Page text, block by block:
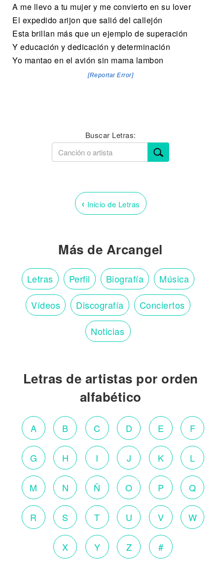
A me llevo a tu mujer y me convierto en su lover
El expedido arijon que salió del callejón
Esta brillan más que un ejemplo de superación
Y educación y dedicación y determinación
Yo mantao en el avión sin mama lambon
[Reportar Error]
Buscar Letras:
‹ Inicio de Letras
Más de Arcangel
Letras Perfil Biografía Música
Vídeos Discografía Conciertos
Noticias
Letras de artistas por orden
alfabético
A B C D E F
G H I J K L
M N Ñ O P Q
R S T U V W
X Y Z #